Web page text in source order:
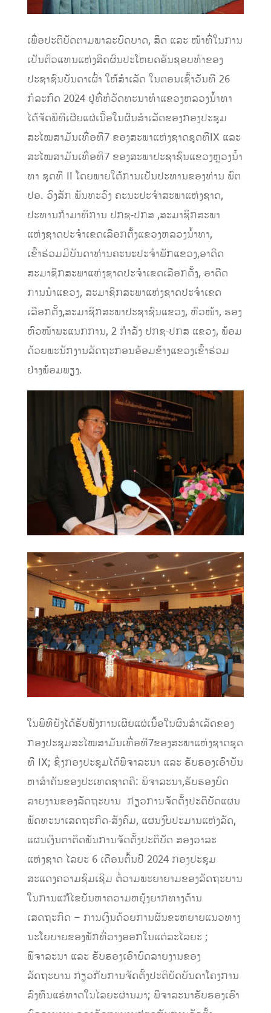
ເພື່ອປະຕິບັດຕາມພາລະບົດບາດ, ສິດ ແລະ ໜ້າທີ່ໃນການ
ເປັນຕົວແທນແຫ່ງສິດຜົນປະໂຫຍດອັນຊອບທຳຂອງ
ປະຊາຊົນບັນດາເຜົ່າ ໃຫ້ສຳເລັດ ໃນຕອນເຊົ້າວັນທີ 26
ກໍລະກົດ 2024 ຢູ່ທີ່ຫໍວັດທະນາທໍາແຂວງຫລວງນໍ້າທາ
ໄດ້ຈັດພິທີເຜີຍແຜ່ເນື້ອໃນຜົນສໍາເລັດຂອງກອງປະຊຸມ
ສະໄໝສາມັນເທື່ອທີ7 ຂອງສະພາແຫ່ງຊາດຊຸດທີIX ແລະ
ສະໄໝສາມັນເທື່ອທີ7 ຂອງສະພາປະຊາຊົນແຂວງຫຼວງນໍ້າ
ທາ ຊຸດທິ II ໂດຍພາຍໃຕ້ການເປັນປະທານຂອງທ່ານ ພົຕ
ປອ. ວົງສັກ ພັນທະວົງ ຄະນະປະຈຳສະພາແຫ່ງຊາດ,
ປະທານກຳມາທິການ ປກຊ-ປກສ ,ສະມາຊິກສະພາ
ແຫ່ງຊາດປະຈຳເຂດເລືອກຕັ້ງແຂວງຫລວງນ້ຳທາ,
ເຂົ້າຮ່ວມມີບັນດາທ່ານຄະນະປະຈຳພັກແຂວງ,ອາດີດ
ສະມາຊິກສະພາແຫ່ງຊາດປະຈຳເຂດເລືອກຕັ້ງ, ອາດີດ
ການນຳແຂວງ, ສະມາຊິກສະພາແຫ່ງຊາດປະຈຳເຂດ
ເລືອກຕັ້ງ,​ສະມາຊິກສະພາປະຊາຊົນແຂວງ, ຫົວໜ້າ, ຮອງ
ຫົວໜ້າພະແນກການ, 2 ກຳລັງ ປກຊ-ປກສ ແຂວງ, ພ້ອມ
ດ້ວຍພະນັກງານລັດຖະກອນອ້ອມຂ້າງແຂວງເຂົ້າຮ່ວມ
ຢ່າງພ້ອມພຽງ.
ໃນພິທີຍັງໄດ້ຮັບຟັງການເຜີຍແຜ່ເນື້ອໃນຜົນສຳເລັດຂອງ
ກອງປະຊຸມສະໄໝສາມັນເທື່ອທີ7ຂອງສະພາແຫ່ງຊາດຊຸດ
ທີ IX; ຊຶ່ງກອງປະຊຸມໄດ້ພິຈາລະນາ ແລະ ຮັບຮອງເອົາບັນ
ຫາສໍາຄັນຂອງປະເທດຊາດຄື: ພິຈາລະນາ,​ຮັບຮອງບົດ
ລາຍງານຂອງລັດຖະບານ ກ່ຽວການຈັດຕັ້ງປະຕິບັດແຜນ
ພັດທະນາເສດຖະກິດ-ສັງຄົມ, ແຜນງົບປະມານແຫ່ງລັດ,
ແຜນເງິນຕາຕິດພັນການຈັດຕັ້ງປະຕິບັດ ສອງວາລະ
ແຫ່ງຊາດ ໄລຍະ 6 ເດືອນຕົ້ນປີ 2024 ກອງປະຊຸມ
ສະແດງຄວາມຊົມເຊີມ ຕໍ່ວາມພະຍາຍາມຂອງລັດຖະບານ
ໃນການແກ້ໄຂບັນຫາຄວາມຫຍຸ້ງຍາກທາງດ້ານ
ເສດຖະກິດ – ການເງິນດ້ວຍການຜັນຂະຫຍາຍແນວທາງ
ນະໂຍບາຍຂອງພັກທີ່ວາງອອກໃນແຕ່ລະໄລຍະ ;
ພິຈາລະນາ ແລະ ຮັບຮອງເອົາບົດລາຍງານຂອງ
ລັດຖະບານ ກ່ຽວກັບການຈັດຕັ້ງປະຕິບັດບັນດາໂຄງການ
ລົງທຶນແຮ່ທາດໃນໄລຍະຜ່ານມາ; ພິຈາລະນາຮັບຮອງເອົາ